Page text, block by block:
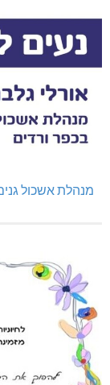
מנהלת אשכול